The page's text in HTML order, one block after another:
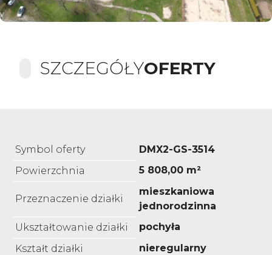
SZCZEGÓŁYOFERTY
Symbol oferty
DMX2-GS-3514
Powierzchnia
5 808,00 m²
Przeznaczenie działki
mieszkaniowa
jednorodzinna
Ukształtowanie działki
pochyła
Kształt działki
nieregularny